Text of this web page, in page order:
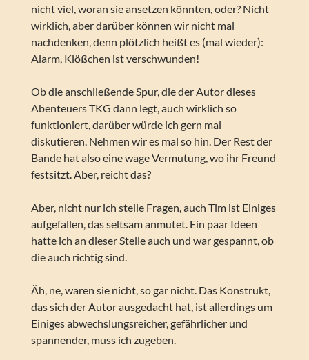
nicht viel, woran sie ansetzen könnten, oder? Nicht
wirklich, aber darüber können wir nicht mal
nachdenken, denn plötzlich heißt es (mal wieder):
Alarm, Klößchen ist verschwunden!
Ob die anschließende Spur, die der Autor dieses
Abenteuers TKG dann legt, auch wirklich so
funktioniert, darüber würde ich gern mal
diskutieren. Nehmen wir es mal so hin. Der Rest der
Bande hat also eine wage Vermutung, wo ihr Freund
festsitzt. Aber, reicht das?
Aber, nicht nur ich stelle Fragen, auch Tim ist Einiges
aufgefallen, das seltsam anmutet. Ein paar Ideen
hatte ich an dieser Stelle auch und war gespannt, ob
die auch richtig sind.
Äh, ne, waren sie nicht, so gar nicht. Das Konstrukt,
das sich der Autor ausgedacht hat, ist allerdings um
Einiges abwechslungsreicher, gefährlicher und
spannender, muss ich zugeben.